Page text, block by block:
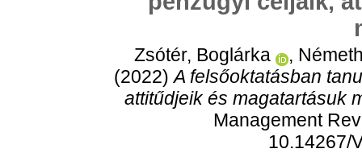
Zsótér, Boglárka ,
(2022)A felsőoktatásban
attitűdjeik és magatartásuk
Management
10.14267/